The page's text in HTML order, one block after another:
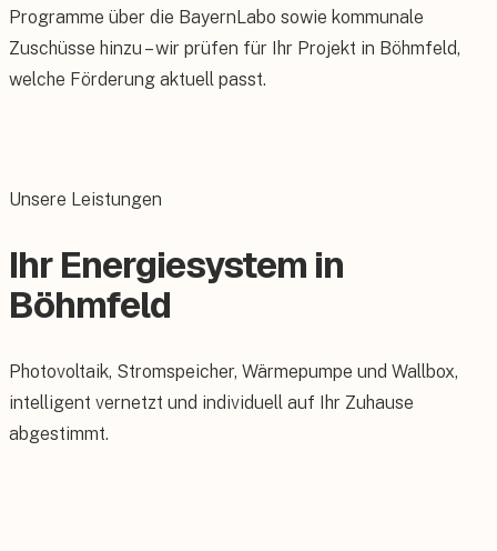
Programme über die BayernLabo sowie kommunale
Zuschüsse hinzu – wir prüfen für Ihr Projekt in Böhmfeld,
welche Förderung aktuell passt.
Unsere Leistungen
Ihr Energiesystem in
Böhmfeld
Photovoltaik, Stromspeicher, Wärmepumpe und Wallbox,
intelligent vernetzt und individuell auf Ihr Zuhause
abgestimmt.